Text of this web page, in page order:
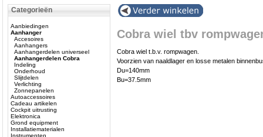
Categorieën
Aanbiedingen
Aanhanger
Accesoires
Aanhangers
Aanhangerdelen universeel
Aanhangerdelen Cobra
Indeling
Onderhoud
Slijtdelen
Verlichting
Zonnepanelen
Autoaccessoires
Cadeau artikelen
Cockpit uitrusting
Elektronica
Grond equipment
Installatiematerialen
Instrumenten
Cobra wiel tbv
Cobra wiel t.b.v. rompwagen.
Voorzien van naaldlager en losse metalen
Du=140mm
Bu=37.5mm